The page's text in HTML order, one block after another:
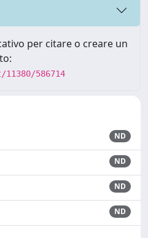
per citare o creare un
586714
ND
ND
ND
ND